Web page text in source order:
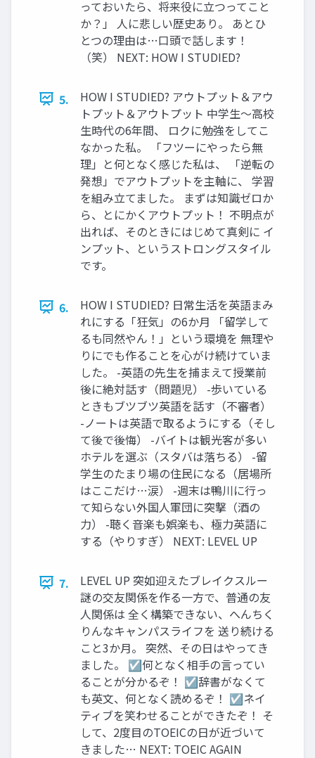
っておいたら、将来役に立つってこと
か？」 人に悲しい歴史あり。 あとひ
とつの理由は…口頭で話します！
（笑） NEXT: HOW I STUDIED?
5.
HOW I STUDIED? アウトプット＆アウ
トプット＆アウトプット 中学生～高校
生時代の6年間、 ロクに勉強をしてこ
なかった私。 「フツーにやったら無
理」と何となく感じた私は、 「逆転の
発想」でアウトプットを主軸に、 学習
を組み立てました。 まずは知識ゼロか
ら、とにかくアウトプット！ 不明点が
出れば、そのときにはじめて真剣に イ
ンプット、というストロングスタイル
です。
6.
HOW I STUDIED? 日常生活を英語まみ
れにする「狂気」の6か月 「留学して
るも同然やん！」という環境を 無理や
りにでも作ることを心がけ続けていま
した。 -英語の先生を捕まえて授業前
後に絶対話す（問題児） -歩いている
ときもブツブツ英語を話す（不審者）
-ノートは英語で取るようにする（そし
て後で後悔） -バイトは観光客が多い
ホテルを選ぶ（スタバは落ちる） -留
学生のたまり場の住民になる（居場所
はここだけ…涙） -週末は鴨川に行っ
て知らない外国人軍団に突撃（酒の
力） -聴く音楽も娯楽も、極力英語に
する（やりすぎ） NEXT: LEVEL UP
7.
LEVEL UP 突如迎えたブレイクスルー
謎の交友関係を作る一方で、普通の友
人関係は 全く構築できない、へんちく
りんなキャンパスライフを 送り続ける
こと3か月。 突然、その日はやってき
ました。 ☑何となく相手の言ってい
ることが分かるぞ！ ☑辞書がなくて
も英文、何となく読めるぞ！ ☑ネイ
ティブを笑わせることができたぞ！ そ
して、2度目のTOEICの日が近づいて
きました… NEXT: TOEIC AGAIN